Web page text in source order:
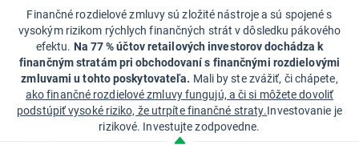
Finančné rozdielové zmluvy sú zložité nástroje a sú spojené s
vysokým rizikom rýchlych finančných strát v dôsledku pákového
efektu. Na 77 % účtov retailových investorov dochádza k
finančným stratám pri obchodovaní s finančnými rozdielovými
zmluvami u tohto poskytovateľa. Mali by ste zvážiť, či chápete,
ako finančné rozdielové zmluvy fungujú, a či si môžete dovoliť
podstúpiť vysoké riziko, že utrpíte finančné straty.Investovanie je
rizikové. Investujte zodpovedne.